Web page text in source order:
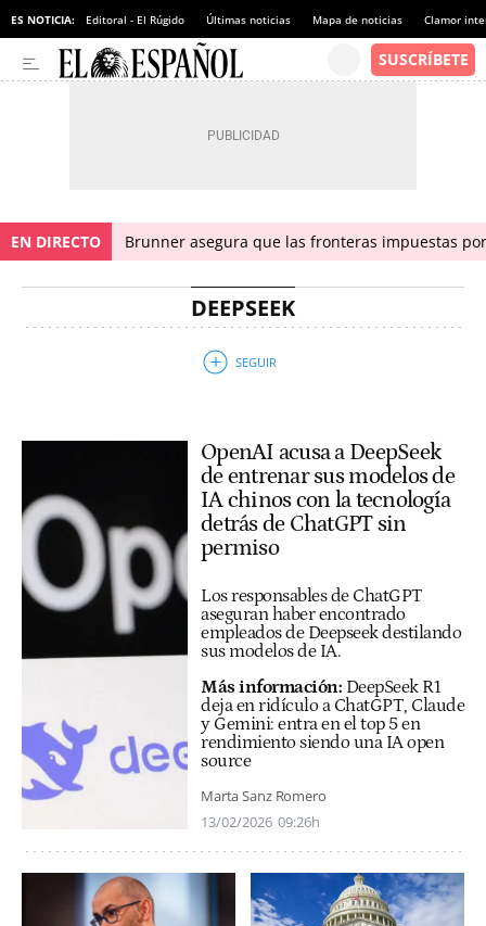
ES NOTICIA: Editoral - El Rúgido Últimas noticias Mapa de noticias Clamor
EN DIRECTO Brunner asegura que las fronteras impuestas
DEEPSEEK
OpenAI acusa a DeepSeek
de entrenar sus modelos de
IA chinos con la tecnología
detrás de ChatGPT sin
permiso
Los responsables de ChatGPT
aseguran haber encontrado
empleados de Deepseek destilando
sus modelos de IA.
Más información: DeepSeek R1
deja en ridículo a ChatGPT, Claude
y Gemini: entra en el top 5 en
rendimiento siendo una IA open
source
Marta Sanz Romero
13/02/2026 09:26h